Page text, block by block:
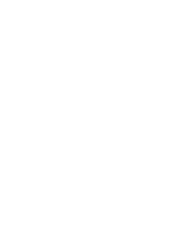
Dafür suchen Sie sich
Ihren Interessen und
Im Vorfeld erhalten Sie von
zur Durchführung des BOGY-
Zeitraum – und können sich
Sie dann Kontakt mit der
auf und sprechen Sie die
ab. Das Bewerbungsverfahren
kann unterschiedlich sein. Je
Sie sich mit einer
einer Online-Bewerbung oder
gibt es auch Online-